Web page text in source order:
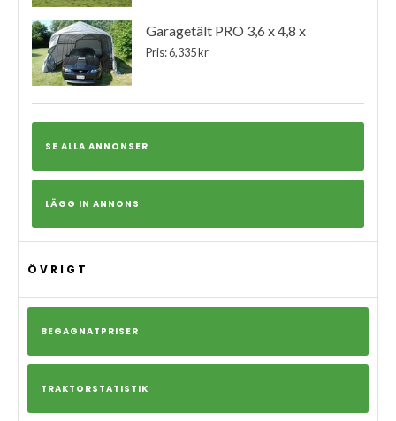
Garagetält PRO 3,6 x 4,8 x
Pris: 6,335 kr
SE ALLA ANNONSER
LÄGG IN ANNONS
ÖVRIGT
BEGAGNATPRISER
TRAKTORSTATISTIK